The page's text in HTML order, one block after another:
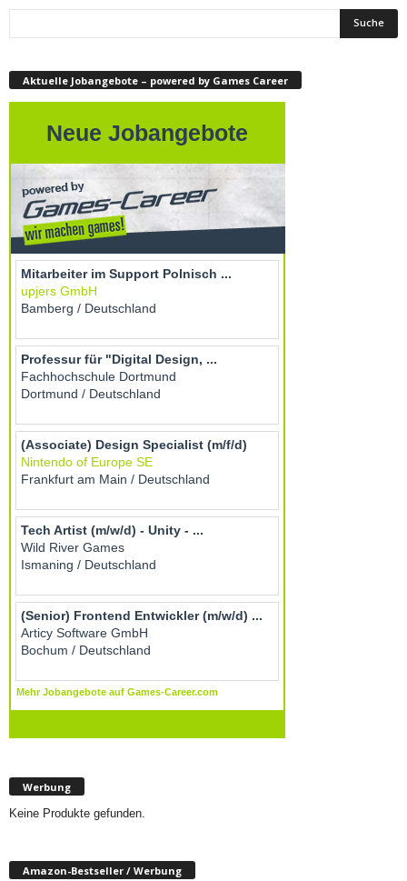
Aktuelle Jobangebote – powered by Games Career
Werbung
Keine Produkte gefunden.
Amazon-Bestseller / Werbung